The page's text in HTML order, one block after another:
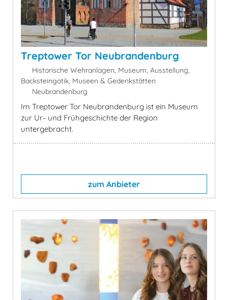
Treptower Tor Neubrandenburg
Historische Wehranlagen, Museum, Ausstellung,
Backsteingotik, Museen & Gedenkstätten
Neubrandenburg
Im Treptower Tor Neubrandenburg ist ein Museum
zur Ur- und Frühgeschichte der Region
untergebracht.
zum Anbieter